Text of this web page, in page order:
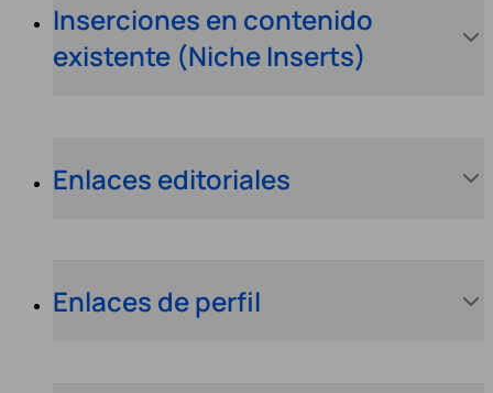
Inserciones en contenido
existente (Niche Inserts)
Enlaces editoriales
Enlaces de perfil